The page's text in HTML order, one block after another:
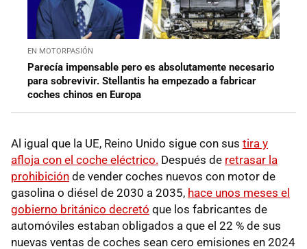
EN MOTORPASIÓN
Parecía impensable pero es absolutamente necesario
para sobrevivir. Stellantis ha empezado a fabricar
coches chinos en Europa
Al igual que la UE, Reino Unido sigue con sus tira y
afloja con el coche eléctrico. Después de retrasar la
prohibición de vender coches nuevos con motor de
gasolina o diésel de 2030 a 2035, hace unos meses el
gobierno británico decretó que los fabricantes de
automóviles estaban obligados a que el 22 % de sus
nuevas ventas de coches sean cero emisiones en 2024